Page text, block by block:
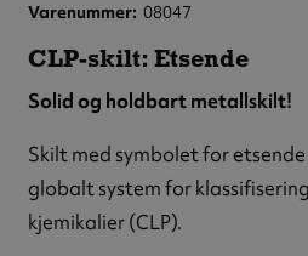
Varenummer 08047
CLP-skilt: Etsende
Solid og holdbart metallskilt!
Skilt med symbolet for
globalt system for
kjemikalier (CLP).